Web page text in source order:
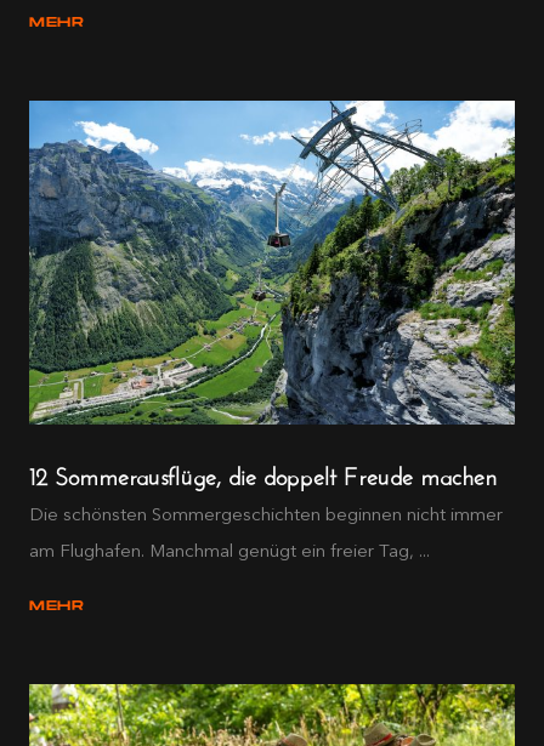
MEHR
12 Sommerausflüge, die doppelt Freude machen
Die schönsten Sommergeschichten beginnen nicht immer
am Flughafen. Manchmal genügt ein freier Tag, ...
MEHR